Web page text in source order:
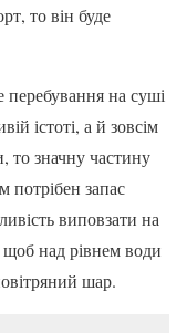
то він буде
на суші
істоті, а й зовсім
то значну частину
потрібен запас
виповзати на
над рівнем води
шар.